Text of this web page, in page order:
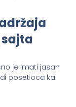
je imati jasan
posetioca ka